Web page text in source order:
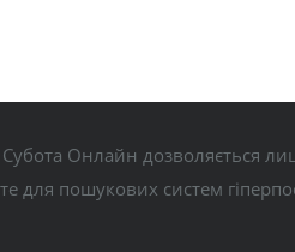
Онлайн дозволяється
для пошукових систем